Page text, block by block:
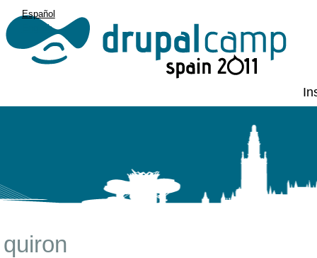
Español
English
quiron